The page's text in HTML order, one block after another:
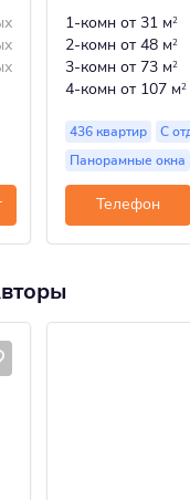
1-комн от 31 м2
2-комн от 48 м2
3-комн от 73 м2
4-комн от 107 м2
436 квартир
С
Панорамные окна
Телефон